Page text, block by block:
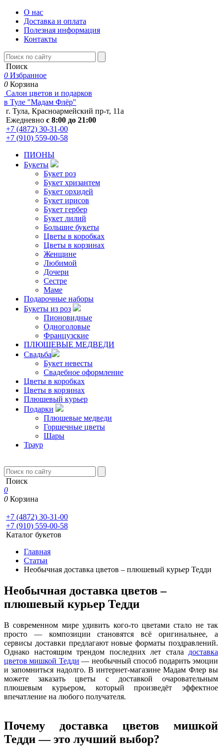
О нас
Доставка и оплата
Полезная информация
Контакты
Поиск
0 Избранное
0 Корзина
Салон цветов и подарков
в Туле "Мадам Флёр"
г. Тула, Красноармейский пр-т, 11а
Ежедневно с 8:00 до 21:00
+7 (4872) 30-31-00
+7 (910) 559-00-58
ПИОНЫ
Букеты
Букет роз
Букет хризантем
Букет орхидей
Букет ирисов
Букет гербер
Букет лилий
Большие букеты
Цветы в коробках
Цветы в корзинах
Женщине
Любимой
Дочери
Сестре
Маме
Подарочные наборы
Букеты из роз
Пионовидные
Одноголовые
Французские
ПЛЮШЕВЫЕ МЕДВЕДИ
Свадьба
Букет невесты
Свадебное оформление
Цветы в коробках
Цветы в корзинах
Плюшевый курьер
Подарки
Плюшевые медведи
Горшечные цветы
Шары
Траур
Поиск
0
0 Корзина
+7 (4872) 30-31-00
+7 (910) 559-00-58
Каталог букетов
Главная
Статьи
Необычная доставка цветов – плюшевый курьер Тедди
Необычная доставка цветов –
плюшевый курьер Тедди
В современном мире удивить кого-то цветами стало не так
просто — композиции становятся всё оригинальнее, а
сервисы доставки предлагают новые форматы поздравлений.
Однако настоящим трендом последних лет стала доставка
цветов мишкой Тедди — необычный способ подарить эмоции
и запомниться надолго. В интернет-магазине Мадам Флер вы
можете заказать цветы с доставкой очаровательным
плюшевым курьером, который произведёт эффектное
впечатление на любого получателя.
Почему доставка цветов мишкой
Тедди — это лучший выбор?